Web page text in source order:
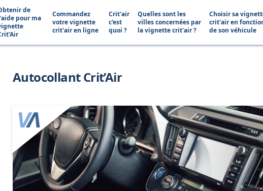
de
pour ma
Commandez
votre vignette
crit'air en ligne
Crit'air
c'est
quoi ?
Quelles sont les
villes concernées par
la vignette crit'air ?
Choisir sa
crit'air en
de son véhicule
Autocollant Crit’Air